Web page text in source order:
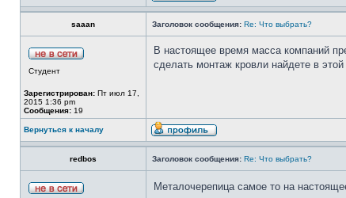
saaan Заголовок сообщения: Re: Что выбрать?
Студент
Зарегистрирован: Пт июл 17,
2015 1:36 pm
Сообщения: 19
В настоящее время масса компаний
сделать монтаж кровли найдете в
Вернуться к началу
redbos Заголовок сообщения: Re: Что выбрать?
Металочерепица самое то на